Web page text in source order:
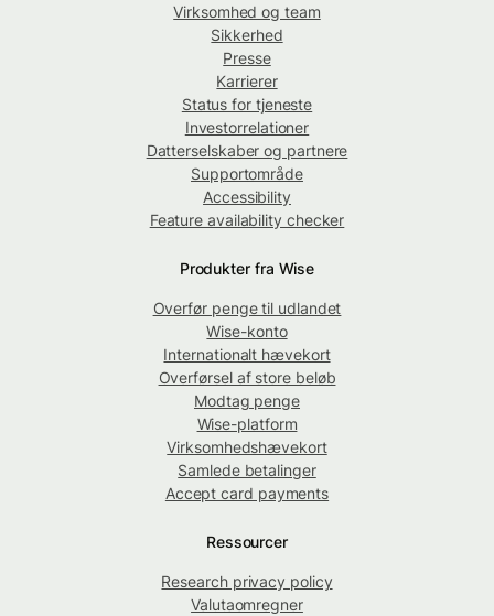
Virksomhed og team
Sikkerhed
Presse
Karrierer
Status for tjeneste
Investorrelationer
Datterselskaber og partnere
Supportområde
Accessibility
Feature availability checker
Produkter fra Wise
Overfør penge til udlandet
Wise-konto
Internationalt hævekort
Overførsel af store beløb
Modtag penge
Wise-platform
Virksomhedshævekort
Samlede betalinger
Accept card payments
Ressourcer
Research privacy policy
Valutaomregner